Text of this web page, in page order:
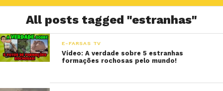
All posts tagged "estranhas"
E-FARSAS TV
Vídeo: A verdade sobre 5 estranhas
formações rochosas pelo mundo!